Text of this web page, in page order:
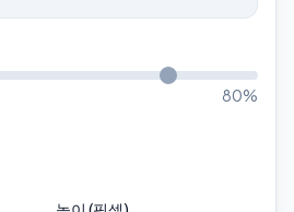
80%